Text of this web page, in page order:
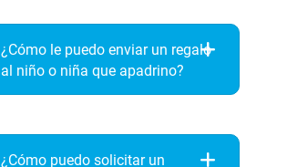
¿Cómo le puedo enviar un regalo
al niño o niña que apadrino?
¿Cómo puedo solicitar un